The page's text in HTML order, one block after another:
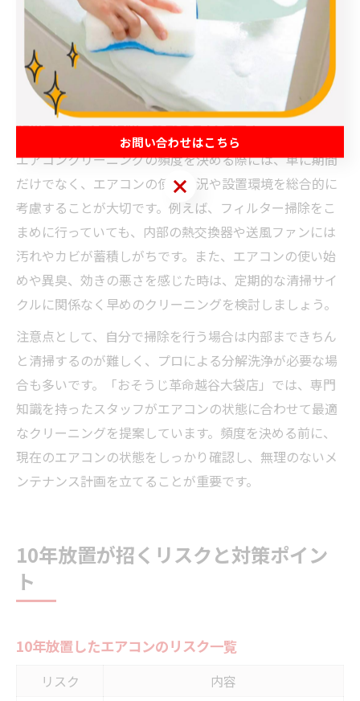
大量に蓄積し、健康被害や機器トラブルを招くケースも
報告されています。家族の健康やエアコンの寿命を守る
ためには、年1回のクリーニングが望ましいと言えるで
しょう。
頻度を決める前に知っておきたい注意点
エアコンクリーニングの頻度を決める際には、単に期間
だけでなく、エアコンの使用状況や設置環境を総合的に
考慮することが大切です。例えば、フィルター掃除をこ
まめに行っていても、内部の熱交換器や送風ファンには
汚れやカビが蓄積しがちです。また、エアコンの使い始
めや異臭、効きの悪さを感じた時は、定期的な清掃サイ
クルに関係なく早めのクリーニングを検討しましょう。
注意点として、自分で掃除を行う場合は内部まできちん
と清掃するのが難しく、プロによる分解洗浄が必要な場
合も多いです。「おそうじ革命越谷大袋店」では、専門
知識を持ったスタッフがエアコンの状態に合わせて最適
なクリーニングを提案しています。頻度を決める前に、
現在のエアコンの状態をしっかり確認し、無理のないメ
ンテナンス計画を立てることが重要です。
10年放置が招くリスクと対策ポイン
ト
10年放置したエアコンのリスク一覧
リスク
内容
お問い合わせはこちら
お問い合わせはこちら